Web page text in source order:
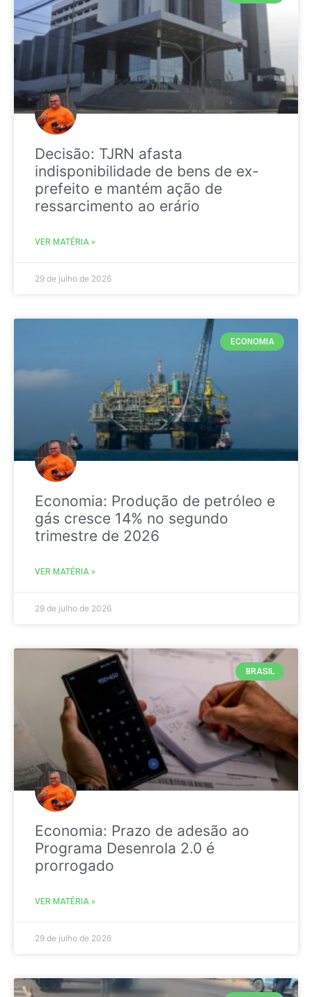
Decisão: TJRN afasta
indisponibilidade de bens de ex-
prefeito e mantém ação de
ressarcimento ao erário
VER MATÉRIA »
29 de julho de 2026
ECONOMIA
Economia: Produção de petróleo e
gás cresce 14% no segundo
trimestre de 2026
VER MATÉRIA »
29 de julho de 2026
BRASIL
Economia: Prazo de adesão ao
Programa Desenrola 2.0 é
prorrogado
VER MATÉRIA »
29 de julho de 2026